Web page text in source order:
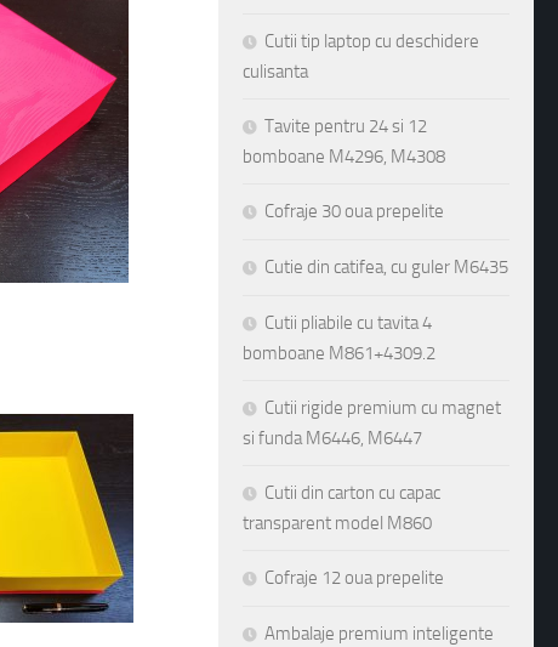
Cutii tip laptop cu deschidere
culisanta
Tavite pentru 24 si 12
bomboane M4296, M4308
Cofraje 30 oua prepelite
Cutie din catifea, cu guler M6435
Cutii pliabile cu tavita 4
bomboane M861+4309.2
Cutii rigide premium cu magnet
si funda M6446, M6447
Cutii din carton cu capac
transparent model M860
Cofraje 12 oua prepelite
Ambalaje premium inteligente